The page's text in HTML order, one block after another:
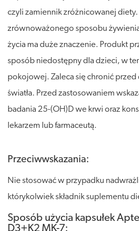
czyli zamiennik zróżnicowanej
zrównoważonego sposobu
życia ma duże znaczenie. Produkt
sposób niedostępny dla dzieci, w
pokojowej. Zaleca się chronić przed
światła. Przed zastosowaniem
badania 25-(OH)D we krwi oraz
lekarzem lub farmaceutą.
Przeciwwskazania:
Nie stosować w przypadku
którykolwiek składnik suplementu
Sposób użycia kapsułek
D3+K2 MK-7: